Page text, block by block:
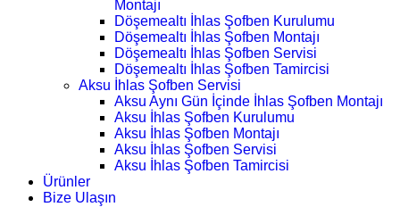
Montajı
Döşemealtı İhlas Şofben Kurulumu
Döşemealtı İhlas Şofben Montajı
Döşemealtı İhlas Şofben Servisi
Döşemealtı İhlas Şofben Tamircisi
Aksu İhlas Şofben Servisi
Aksu Aynı Gün İçinde İhlas Şofben Montajı
Aksu İhlas Şofben Kurulumu
Aksu İhlas Şofben Montajı
Aksu İhlas Şofben Servisi
Aksu İhlas Şofben Tamircisi
Ürünler
Bize Ulaşın